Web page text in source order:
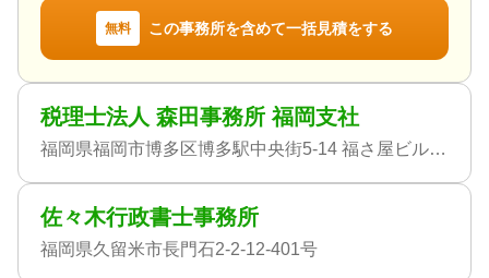
無料 この事務所を含めて一括見積をする
税理士法人 森田事務所 福岡支社
福岡県福岡市博多区博多駅中央街5-14 福さ屋ビル6FA
佐々木行政書士事務所
福岡県久留米市長門石2-2-12-401号